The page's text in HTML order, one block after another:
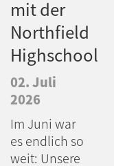
mit der
Northfield
Highschool
02. Juli
2026
Im Juni war
es endlich so
weit: Unsere